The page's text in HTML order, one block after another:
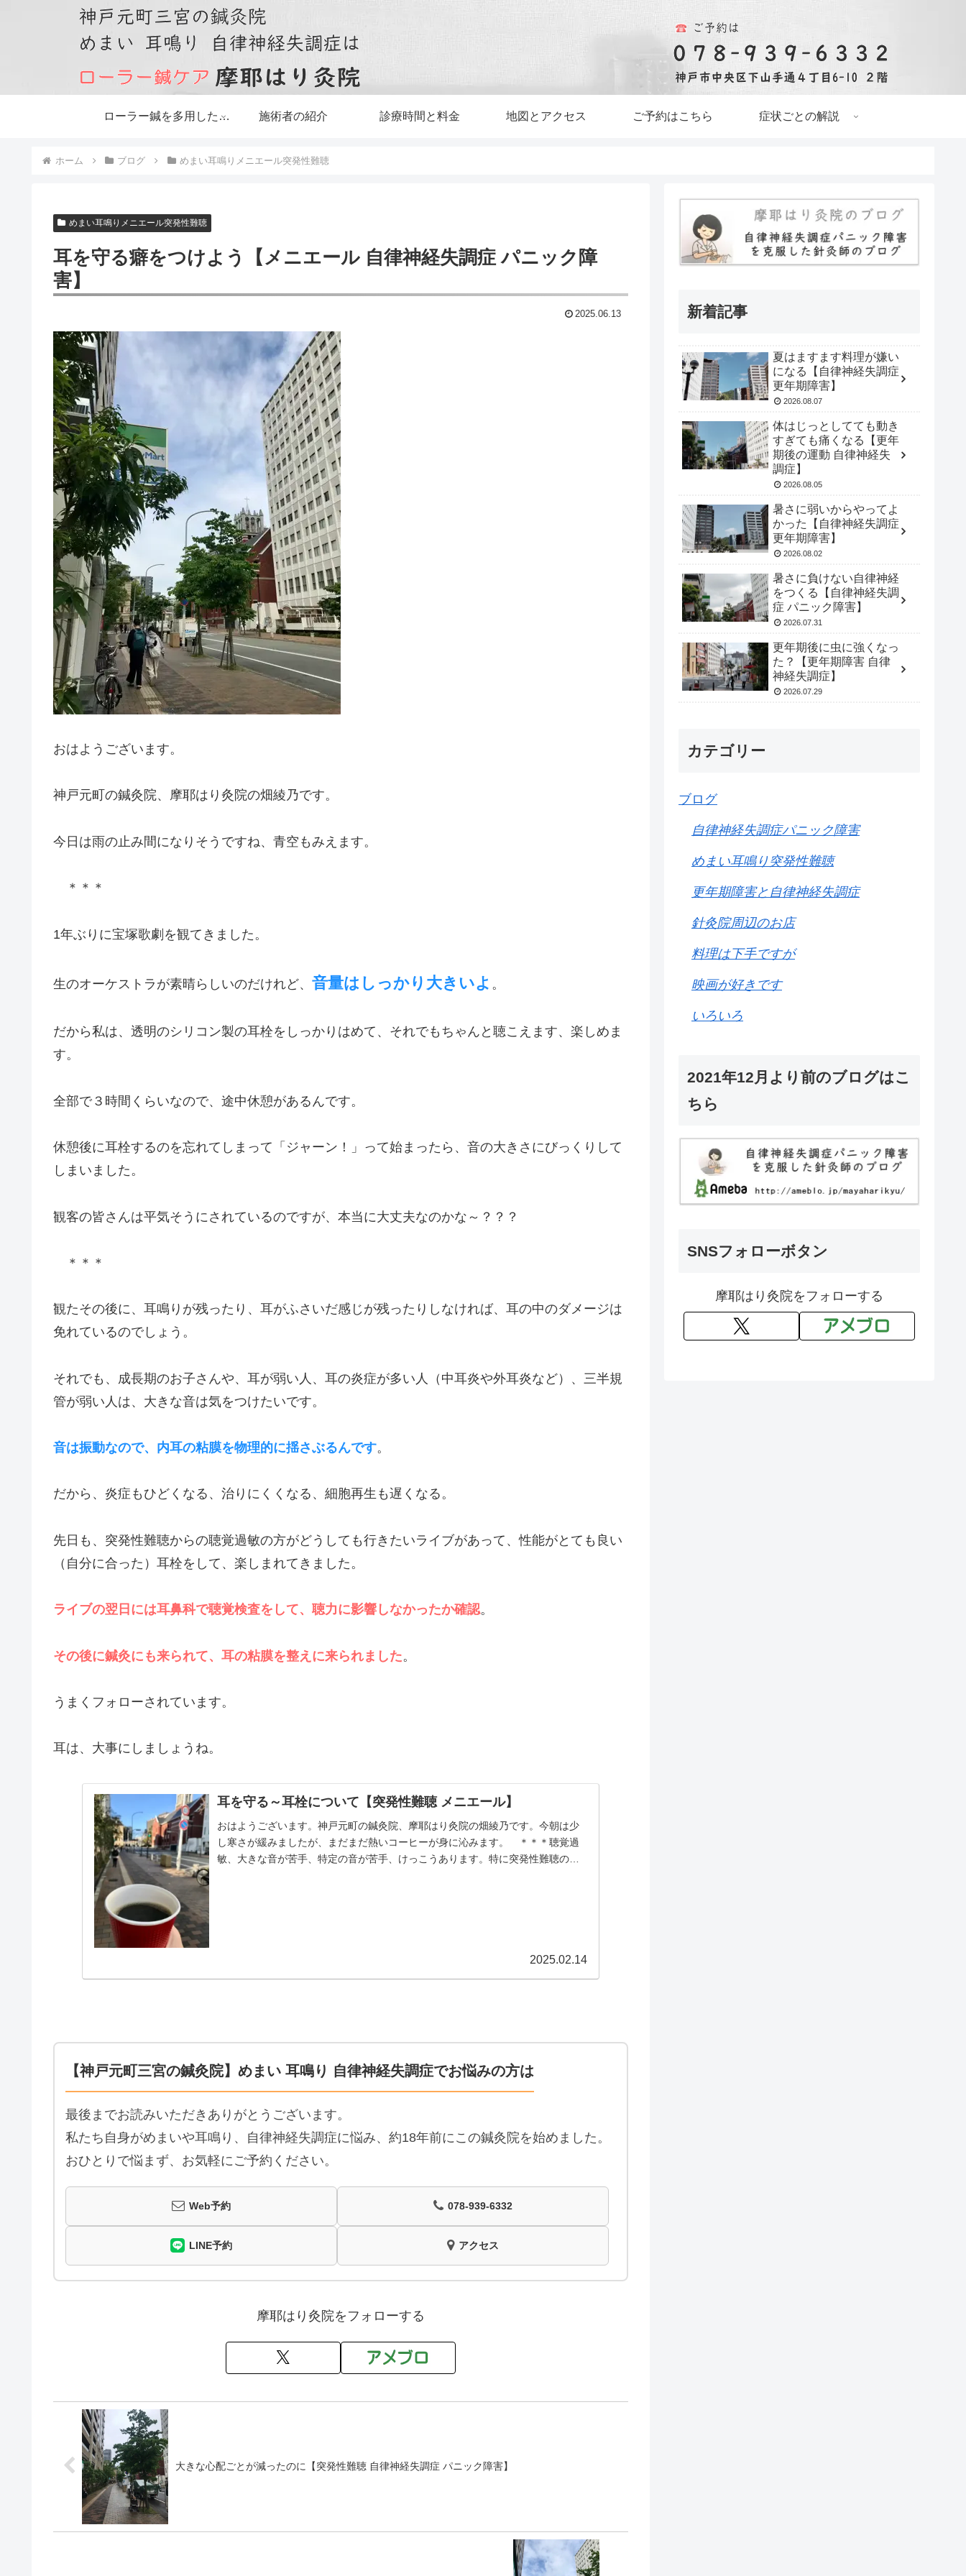
ローラー鍼を多用した鍼灸治療です 施術者の紹介 診療時間と料金 地図とアクセス ご予約はこちら 症状ごとの解説
ホーム ブログ めまい耳鳴りメニエール突発性難聴
めまい耳鳴りメニエール突発性難聴
耳を守る癖をつけよう【メニエール 自律神経失調症 パニック障
害】
2025.06.13
おはようございます。
神戸元町の鍼灸院、摩耶はり灸院の畑綾乃です。
今日は雨の止み間になりそうですね、青空もみえます。
＊＊＊
1年ぶりに宝塚歌劇を観てきました。
生のオーケストラが素晴らしいのだけれど、 音量はしっかり大きいよ 。
だから私は、透明のシリコン製の耳栓をしっかりはめて、それでもちゃんと聴こえます、楽しめま
す。
全部で３時間くらいなので、途中休憩があるんです。
休憩後に耳栓するのを忘れてしまって「ジャーン！」って始まったら、音の大きさにびっくりして
しまいました。
観客の皆さんは平気そうにされているのですが、本当に大丈夫なのかな～？？？
＊＊＊
観たその後に、耳鳴りが残ったり、耳がふさいだ感じが残ったりしなければ、耳の中のダメージは
免れているのでしょう。
それでも、成長期のお子さんや、耳が弱い人、耳の炎症が多い人（中耳炎や外耳炎など）、三半規
管が弱い人は、大きな音は気をつけたいです。
音は振動なので、内耳の粘膜を物理的に揺さぶるんです。
だから、炎症もひどくなる、治りにくくなる、細胞再生も遅くなる。
先日も、突発性難聴からの聴覚過敏の方がどうしても行きたいライブがあって、性能がとても良い
（自分に合った）耳栓をして、楽しまれてきました。
ライブの翌日には耳鼻科で聴覚検査をして、聴力に影響しなかったか確認。
その後に鍼灸にも来られて、耳の粘膜を整えに来られました。
うまくフォローされています。
耳は、大事にしましょうね。
耳を守る～耳栓について【突発性難聴 メニエール】
おはようございます。神戸元町の鍼灸院、摩耶はり灸院の畑綾乃です。今朝は少
し寒さが緩みましたが、まだまだ熱いコーヒーが身に沁みます。 ＊＊＊聴覚過
敏、大きな音が苦手、特定の音が苦手、けっこうあります。特に突発性難聴の後
2025.02.14
【神戸元町三宮の鍼灸院】めまい 耳鳴り 自律神経失調症でお悩みの方は
最後までお読みいただきありがとうございます。
私たち自身がめまいや耳鳴り、自律神経失調症に悩み、約18年前にこの鍼灸院を始めました。
おひとりで悩まず、お気軽にご予約ください。
Web予約 078-939-6332
LINE予約 アクセス
摩耶はり灸院をフォローする
大きな心配ごとが減ったのに【突発性難聴 自律神経失調症 パニック障害】
新着記事
夏はますます料理が嫌い
になる【自律神経失調症
更年期障害】
2026.08.07
体はじっとしてても動き
すぎても痛くなる【更年
期後の運動 自律神経失
調症】
2026.08.05
暑さに弱いからやってよ
かった【自律神経失調症
更年期障害】
2026.08.02
暑さに負けない自律神経
をつくる【自律神経失調
症 パニック障害】
2026.07.31
更年期後に虫に強くなっ
た？【更年期障害 自律
神経失調症】
2026.07.29
カテゴリー
ブログ
自律神経失調症パニック障害
めまい耳鳴り突発性難聴
更年期障害と自律神経失調症
針灸院周辺のお店
料理は下手ですが
映画が好きです
いろいろ
2021年12月より前のブログはこ
ちら
SNSフォローボタン
摩耶はり灸院をフォローする